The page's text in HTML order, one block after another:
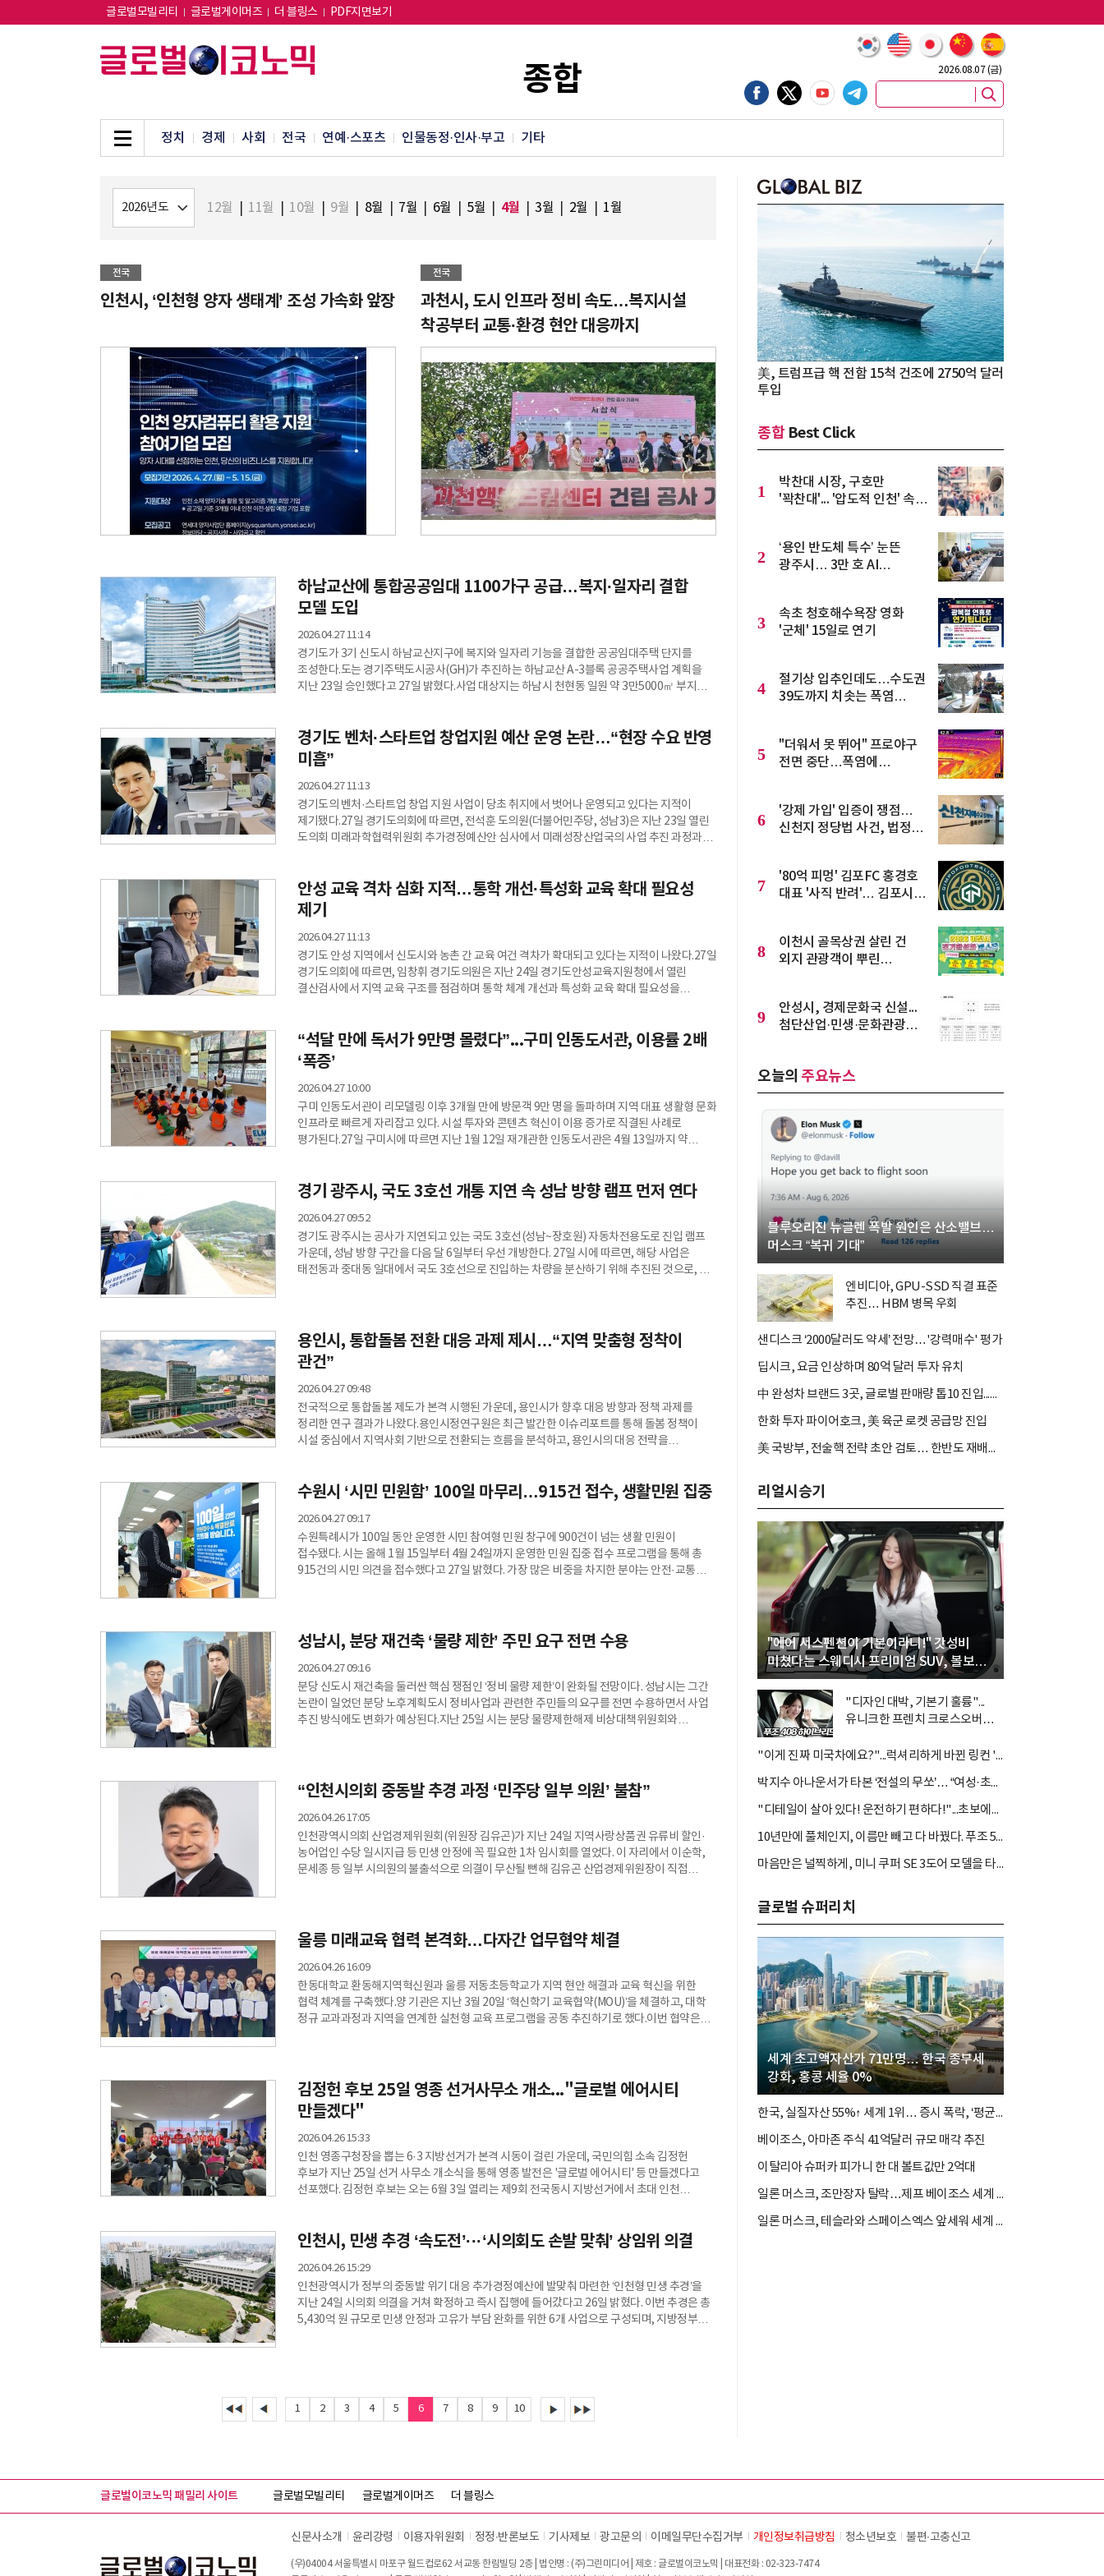
글로벌모빌리티 글로벌게이머즈 더 블링스 PDF지면보기
2026.08.07 (금)
종합
정치 경제 사회 전국 연예·스포츠 인물동정·인사·부고 기타
12월 11월 10월 9월 8월 7월 6월 5월 4월 3월 2월 1월
전국
인천시, ‘인천형 양자 생태계’ 조성 가속화 앞장
전국
과천시, 도시 인프라 정비 속도…복지시설
착공부터 교통·환경 현안 대응까지
하남교산에 통합공공임대 1100가구 공급…복지·일자리 결합
모델 도입
2026.04.27 11:14
경기도가 3기 신도시 하남교산지구에 복지와 일자리 기능을 결합한 공공임대주택 단지를
조성한다.도는 경기주택도시공사(GH)가 추진하는 하남교산 A-3블록 공공주택사업 계획을
지난 23일 승인했다고 27일 밝혔다.사업 대상지는 하남시 천현동 일원 약 3만5000㎡ 부지로,
사업은 기존 공공임대주택이 주거 기능에 치중하면서 지역사회와의 연계가 부족했던 점을
개선하는 데 초점을 맞췄다.이에 따라 단지 내에는 입주민과 지역 주민이 함께 이용할 수 있는
사회복
경기도 벤처·스타트업 창업지원 예산 운영 논란…“현장 수요 반영
미흡”
2026.04.27 11:13
경기도의 벤처·스타트업 창업 지원 사업이 당초 취지에서 벗어나 운영되고 있다는 지적이
제기됐다.27일 경기도의회에 따르면, 전석훈 도의원(더불어민주당, 성남3)은 지난 23일 열린
도의회 미래과학협력위원회 추가경정예산안 심사에서 미래성장산업국의 사업 추진 과정과
그는 계획 대비 예산 부족 상황 자체가 사업 설계 또는 운영 준비가 충분하지 않았다는 점을
보여준다고 꼬집었다.특히 지난해 판교 지역 기업 간 협력 강화와 온라인 플랫폼 구축을 목표로
안성 교육 격차 심화 지적…통학 개선·특성화 교육 확대 필요성
제기
2026.04.27 11:13
경기도 안성 지역에서 신도시와 농촌 간 교육 여건 격차가 확대되고 있다는 지적이 나왔다.27일
경기도의회에 따르면, 임창휘 경기도의원은 지난 24일 경기도안성교육지원청에서 열린
결산검사에서 지역 교육 구조를 점검하며 통학 체계 개선과 특성화 교육 확대 필요성을
지적했다. 이에 기존 통학버스 중심 방식에서 벗어나 지역 여건에 맞는 교통 지원 체계를 마련할
필요성과, 활용되지 않는 폐교를 교육 거점으로 재편해 지역 교육 자원으로 활용해야
“석달 만에 독서가 9만명 몰렸다”...구미 인동도서관, 이용률 2배
‘폭증’
2026.04.27 10:00
구미 인동도서관이 리모델링 이후 3개월 만에 방문객 9만 명을 돌파하며 지역 대표 생활형 문화
인프라로 빠르게 자리잡고 있다. 시설 투자와 콘텐츠 혁신이 이용 증가로 직결된 사례로
평가된다.27일 구미시에 따르면 지난 1월 12일 재개관한 인동도서관은 4월 13일까지 약
직결된 대표 사례로 분석된다. 인동도서관은 2000년 개관 이후 시설 노후화와 공간 비효율
경기 광주시, 국도 3호선 개통 지연 속 성남 방향 램프 먼저 연다
2026.04.27 09:52
경기도 광주시는 공사가 지연되고 있는 국도 3호선(성남~장호원) 자동차전용도로 진입 램프
가운데, 성남 방향 구간을 다음 달 6일부터 우선 개방한다. 27일 시에 따르면, 해당 사업은
태전동과 중대동 일대에서 국도 3호선으로 진입하는 차량을 분산하기 위해 추진된 것으로, 약
전환했다.실제로 국도 45호선 고산 나들목부터 태전 교차로까지 이어지는 구간은
용인시, 통합돌봄 전환 대응 과제 제시…“지역 맞춤형 정착이
관건”
2026.04.27 09:48
전국적으로 통합돌봄 제도가 본격 시행된 가운데, 용인시가 향후 대응 방향과 정책 과제를
정리한 연구 결과가 나왔다.용인시정연구원은 최근 발간한 이슈리포트를 통해 돌봄 정책이
시설 중심에서 지역사회 기반으로 전환되는 흐름을 분석하고, 용인시의 대응 전략을
통합돌봄은 단순한 복지 확대가 아니라 지역별 인프라와 자원 수준에 따라 성과가 달라질 수
운영
수원시 ‘시민 민원함’ 100일 마무리…915건 접수, 생활민원 집중
2026.04.27 09:17
수원특례시가 100일 동안 운영한 시민 참여형 민원 창구에 900건이 넘는 생활 민원이
접수됐다. 시는 올해 1월 15일부터 4월 24일까지 운영한 민원 집중 접수 프로그램을 통해 총
915건의 시민 의견을 접수했다고 27일 밝혔다. 가장 많은 비중을 차지한 분야는 안전·교통
조직을 중심으로 처리 속도와 책임성을 동시에 높이는 데 초점을 맞췄다. 이를 위해 시는
성남시, 분당 재건축 ‘물량 제한’ 주민 요구 전면 수용
2026.04.27 09:16
분당 신도시 재건축을 둘러싼 핵심 쟁점인 ‘정비 물량 제한’이 완화될 전망이다. 성남시는 그간
논란이 일었던 분당 노후계획도시 정비사업과 관련한 주민들의 요구를 전면 수용하면서 사업
추진 방식에도 변화가 예상된다.지난 25일 시는 분당 물량제한해제 비상대책위원회와
문제가 꾸준히 제기돼 왔다.비대위는 이러한 구조적 문제를 해소하기 위해 도시 전체
“인천시의회 중동발 추경 과정 ‘민주당 일부 의원’ 불참”
2026.04.26 17:05
인천광역시의회 산업경제위원회(위원장 김유곤)가 지난 24일 지역사랑상품권 유류비 할인·
농어업인 수당 일시지급 등 민생 안정에 꼭 필요한 1차 임시회를 열었다. 이 자리에서 이순학,
문세종 등 일부 시의원의 불출석으로 의결이 무산될 뻔해 김유곤 산업경제위원장이 직접
설명하라고 주문하고 있다.실제 두 명의 산자위 시의원들의 불성실로 의심되는 의정활동을
울릉 미래교육 협력 본격화…다자간 업무협약 체결
2026.04.26 16:09
한동대학교 환동해지역혁신원과 울릉 저동초등학교가 지역 현안 해결과 교육 혁신을 위한
협력 체계를 구축했다.양 기관은 지난 3월 20일 ‘혁신학기 교육협약(MOU)’을 체결하고, 대학
정규 교과과정과 지역을 연계한 실천형 교육 프로그램을 공동 추진하기로 했다.이번 협약은
기획 및 운영 △교육 참여 및 자문 △지역 프로젝트 수행 △기타 협력 필요 분야
김정헌 후보 25일 영종 선거사무소 개소..."글로벌 에어시티
만들겠다"
2026.04.26 15:33
인천 영종구청장을 뽑는 6·3 지방선거가 본격 시동이 걸린 가운데, 국민의힘 소속 김정헌
후보가 지난 25일 선거 사무소 개소식을 통해 영종 발전은 '글로벌 에어시티' 등 만들겠다고
선포했다. 김정헌 후보는 오는 6월 3일 열리는 제9회 전국동시 지방선거에서 초대 인천
세계에서 최고로 가는 국제도시 영종을 만들어 나가는 게 목표"라고 밝혔다.그는 "이제 영종구
인천시, 민생 추경 ‘속도전’···‘시의회도 손발 맞춰’ 상임위 의결
2026.04.26 15:29
인천광역시가 정부의 중동발 위기 대응 추가경정예산에 발맞춰 마련한 ‘인천형 민생 추경’을
지난 24일 시의회 의결을 거쳐 확정하고 즉시 집행에 들어갔다고 26일 밝혔다. 이번 추경은 총
5,430억 원 규모로 민생 안정과 고유가 부담 완화를 위한 6개 사업으로 구성되며, 지방정부
1 2 3 4 5 6 7 8 9 10
美, 트럼프급 핵 전함 15척 건조에 2750억 달러
투입
종합 Best Click
1
박찬대 시장, 구호만
'꽉찬대'... '압도적 인천' 속 빈
2
‘용인 반도체 특수’ 눈뜬
광주시… 3만 호 AI
3
속초 청호해수욕장 영화
'군체' 15일로 연기
4
절기상 입추인데도…수도권
39도까지 치솟는 폭염
5
"더워서 못 뛰어" 프로야구
전면 중단…폭염에
6
'강제 가입' 입증이 쟁점…
신천지 정당법 사건, 법정
7
'80억 피멍' 김포FC 홍경호
대표 '사직 반려'… 김포시
8
이천시 골목상권 살린 건
외지 관광객이 뿌린
9
안성시, 경제문화국 신설...
첨단산업·민생·문화관광
오늘의 주요뉴스
블루오리진 뉴글렌 폭발 원인은 산소밸브…
머스크 “복귀 기대”
엔비디아, GPU-SSD 직결 표준
추진… HBM 병목 우회
샌디스크 ‘2000달러도 약세’ 전망…'강력매수' 평가
딥시크, 요금 인상하며 80억 달러 투자 유치
中 완성차 브랜드 3곳, 글로벌 판매량 톱10 진입...현대차·기아...
한화 투자 파이어호크, 美 육군 로켓 공급망 진입
美 국방부, 전술핵 전략 초안 검토… 한반도 재배치 논쟁 재점화...
리얼시승기
"에어 서스펜션이 기본이라니!" 갓성비
미쳤다는 스웨디시 프리미엄 SUV, 볼보
'XC60 B5 울트라'
"디자인 대박, 기본기 훌륭"...
유니크한 프렌치 크로스오버
"이게 진짜 미국차에요?"...럭셔리하게 바뀐 링컨 '노틸러스 하이브리드'
박지수 아나운서가 타본 ‘전설의 무쏘’… “여성·초보자도 반할 반전 매력”
"디테일이 살아 있다! 운전하기 편하다!"...초보에게는 아주 매력적인 차 르노 필랑트
10년만에 풀체인지, 이름만 빼고 다 바꿨다. 푸조 5008...디자인으로는 따라갈 차가 없다
마음만은 널찍하게, 미니 쿠퍼 SE 3도어 모델을 타봤다. 짐 많고 바쁜 아나운서도 좋아할까?
글로벌 슈퍼리치
세계 초고액자산가 71만명… 한국 종부세
강화, 홍콩 세율 0%
한국, 실질자산 55%↑ 세계 1위… 증시 폭락, ‘평균의 착시’와 부의 유동성 위기
베이조스, 아마존 주식 41억달러 규모 매각 추진
이탈리아 슈퍼카 피가니 한 대 볼트값만 2억대
일론 머스크, 조만장자 탈락…제프 베이조스 세계 3위 탈환
일론 머스크, 테슬라와 스페이스엑스 앞세워 세계 최고 부자 수성
글로벌이코노믹 패밀리 사이트 글로벌모빌리티 글로벌게이머즈 더 블링스
신문사소개 윤리강령 이용자위원회 정정∙반론보도 기사제보 광고문의 이메일무단수집거부 개인정보취급방침 청소년보호 불편∙고충신고
(우)04004 서울특별시 마포구 월드컵로62 서교동 한림빌딩 2층 | 법인명 : (주)그린미디어 | 제호 : 글로벌이코노믹 | 대표전화 : 02-323-7474